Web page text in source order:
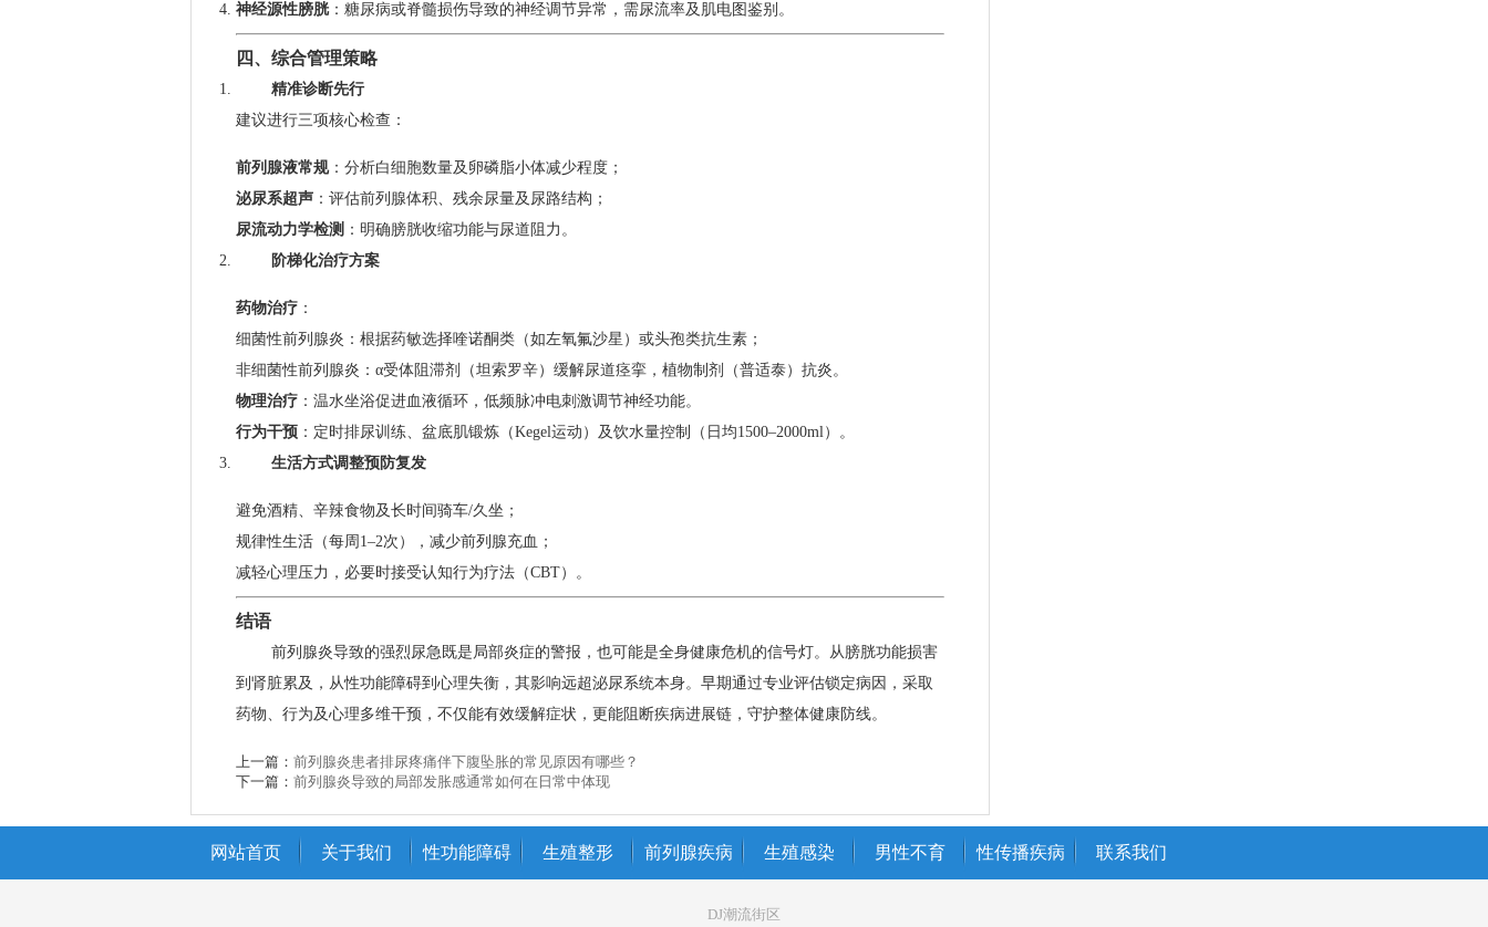
神经源性膀胱：糖尿病或脊髓损伤导致的神经调节异常，需尿流率及肌电图鉴别。
四、综合管理策略
精准诊断先行
建议进行三项核心检查：
前列腺液常规：分析白细胞数量及卵磷脂小体减少程度；
泌尿系超声 ：评估前列腺体积、残余尿量及尿路结构；
尿流动力学检测 ：明确膀胱收缩功能与尿道阻力。
阶梯化治疗方案
药物治疗 ：
细菌性前列腺炎：根据药敏选择喹诺酮类（如左氧氟沙星）或头孢类抗生素；
非细菌性前列腺炎：α受体阻滞剂（坦索罗辛）缓解尿道痉挛，植物制剂（普适泰）抗炎。
物理治疗 ：温水坐浴促进血液循环，低频脉冲电刺激调节神经功能。
行为干预 ：定时排尿训练、盆底肌锻炼（Kegel运动）及饮水量控制（日均1500–2000ml）。
生活方式调整预防复发
避免酒精、辛辣食物及长时间骑车/久坐；
规律性生活（每周1–2次），减少前列腺充血；
减轻心理压力，必要时接受认知行为疗法（CBT）。
结语
前列腺炎导致的强烈尿急既是局部炎症的警报，也可能是全身健康危机的信号灯。从膀胱功能损害
到肾脏累及，从性功能障碍到心理失衡，其影响远超泌尿系统本身。早期通过专业评估锁定病因，采取
药物、行为及心理多维干预，不仅能有效缓解症状，更能阻断疾病进展链，守护整体健康防线。
上一篇： 前列腺炎患者排尿疼痛伴下腹坠胀的常见原因有哪些？
下一篇： 前列腺炎导致的局部发胀感通常如何在日常中体现
网站首页 关于我们 性功能障碍 生殖整形 前列腺疾病 生殖感染 男性不育 性传播疾病 联系我们
DJ潮流街区